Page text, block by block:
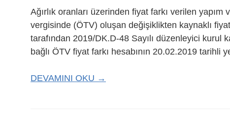
Ağırlık oranları üzerinden fiyat farkı verilen
vergisinde (ÖTV) oluşan değişiklikten kaynaklı
tarafından 2019/DK.D-48 Sayılı düzenleyici kurul
bağlı ÖTV fiyat farkı hesabının 20.02.2019 tarihli
DEVAMINI OKU →